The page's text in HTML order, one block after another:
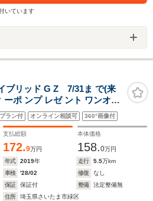
いています
ブリッド G Z 7/31ま で(来
プ レゼ ント ワンオー
タセーフティ ETC スマート
ライト
ラン付 オンライン相談可 360°画像付
支払総額
172.9万円
本体価格
158.0万円
年式
2019年 走行 5.5万km
車検
'28/02 修復
なし
保証
保証付 整備
法定整備無
住所
埼玉県さいたま市緑区